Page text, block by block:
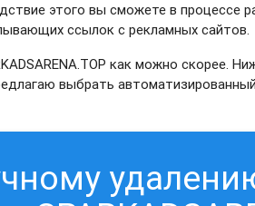
этого вы сможете в процессе
ссылок с рекламных сайтов.
как можно скорее.
выбрать